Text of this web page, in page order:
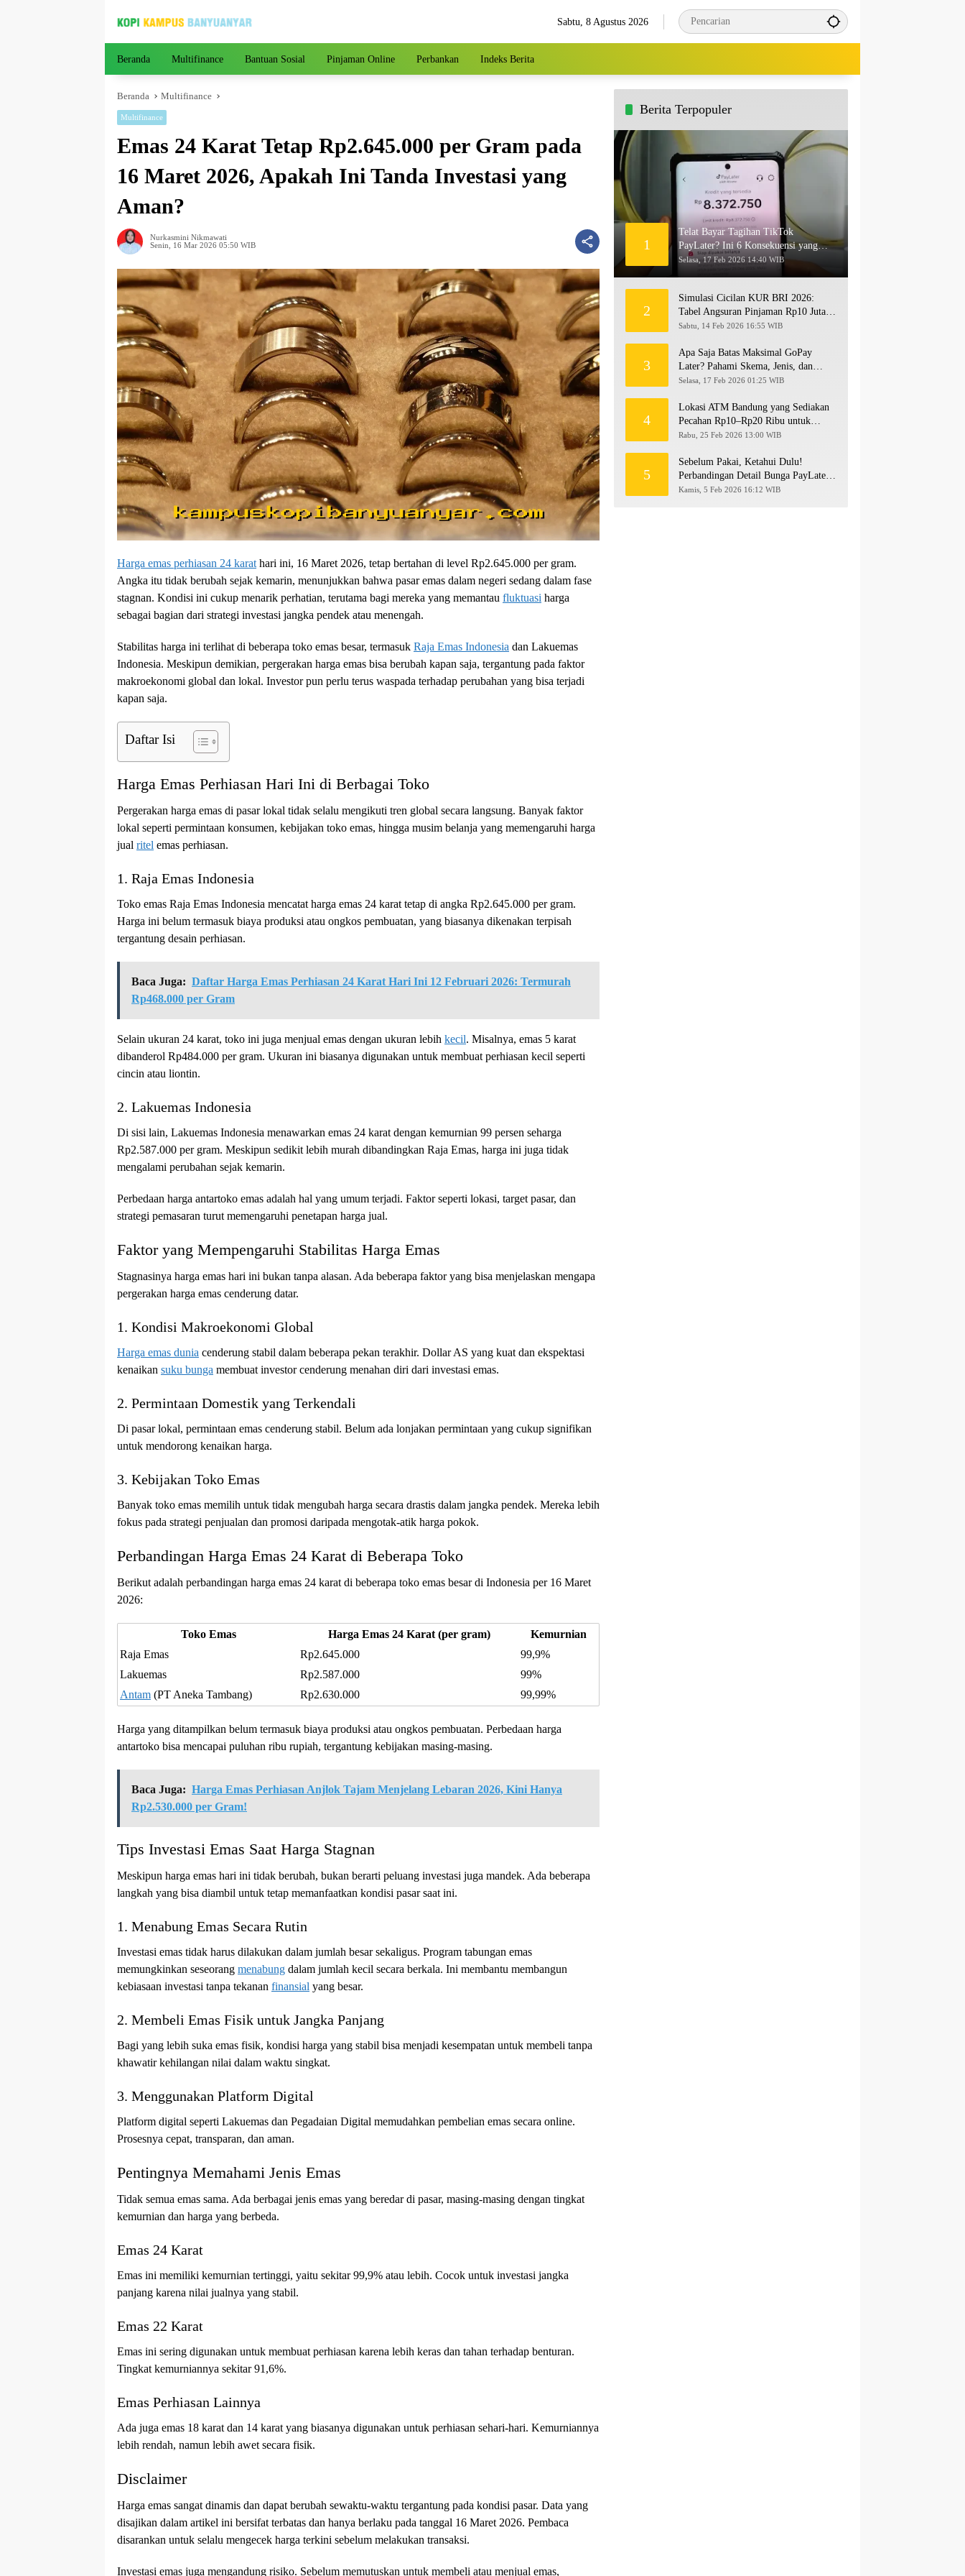
Sabtu, 8 Agustus 2026
Beranda Multifinance Bantuan Sosial Pinjaman Online Perbankan Indeks Berita
Beranda Multifinance
Multifinance
Emas 24 Karat Tetap Rp2.645.000 per Gram pada
16 Maret 2026, Apakah Ini Tanda Investasi yang
Aman?
Nurkasmini Nikmawati
Senin, 16 Mar 2026 05:50 WIB
Harga emas perhiasan 24 karat hari ini, 16 Maret 2026, tetap bertahan di level Rp2.645.000 per gram.
Angka itu tidak berubah sejak kemarin, menunjukkan bahwa pasar emas dalam negeri sedang dalam fase
stagnan. Kondisi ini cukup menarik perhatian, terutama bagi mereka yang memantau fluktuasi harga
sebagai bagian dari strategi investasi jangka pendek atau menengah.
Stabilitas harga ini terlihat di beberapa toko emas besar, termasuk Raja Emas Indonesia dan Lakuemas
Indonesia. Meskipun demikian, pergerakan harga emas bisa berubah kapan saja, tergantung pada faktor
makroekonomi global dan lokal. Investor pun perlu terus waspada terhadap perubahan yang bisa terjadi
kapan saja.
Daftar Isi
Harga Emas Perhiasan Hari Ini di Berbagai Toko
Pergerakan harga emas di pasar lokal tidak selalu mengikuti tren global secara langsung. Banyak faktor
lokal seperti permintaan konsumen, kebijakan toko emas, hingga musim belanja yang memengaruhi harga
jual ritel emas perhiasan.
1. Raja Emas Indonesia
Toko emas Raja Emas Indonesia mencatat harga emas 24 karat tetap di angka Rp2.645.000 per gram.
Harga ini belum termasuk biaya produksi atau ongkos pembuatan, yang biasanya dikenakan terpisah
tergantung desain perhiasan.
Baca Juga: Daftar Harga Emas Perhiasan 24 Karat Hari Ini 12 Februari 2026: Termurah
Rp468.000 per Gram
Selain ukuran 24 karat, toko ini juga menjual emas dengan ukuran lebih kecil. Misalnya, emas 5 karat
dibanderol Rp484.000 per gram. Ukuran ini biasanya digunakan untuk membuat perhiasan kecil seperti
cincin atau liontin.
2. Lakuemas Indonesia
Di sisi lain, Lakuemas Indonesia menawarkan emas 24 karat dengan kemurnian 99 persen seharga
Rp2.587.000 per gram. Meskipun sedikit lebih murah dibandingkan Raja Emas, harga ini juga tidak
mengalami perubahan sejak kemarin.
Perbedaan harga antartoko emas adalah hal yang umum terjadi. Faktor seperti lokasi, target pasar, dan
strategi pemasaran turut memengaruhi penetapan harga jual.
Faktor yang Mempengaruhi Stabilitas Harga Emas
Stagnasinya harga emas hari ini bukan tanpa alasan. Ada beberapa faktor yang bisa menjelaskan mengapa
pergerakan harga emas cenderung datar.
1. Kondisi Makroekonomi Global
Harga emas dunia cenderung stabil dalam beberapa pekan terakhir. Dollar AS yang kuat dan ekspektasi
kenaikan suku bunga membuat investor cenderung menahan diri dari investasi emas.
2. Permintaan Domestik yang Terkendali
Di pasar lokal, permintaan emas cenderung stabil. Belum ada lonjakan permintaan yang cukup signifikan
untuk mendorong kenaikan harga.
3. Kebijakan Toko Emas
Banyak toko emas memilih untuk tidak mengubah harga secara drastis dalam jangka pendek. Mereka lebih
fokus pada strategi penjualan dan promosi daripada mengotak-atik harga pokok.
Perbandingan Harga Emas 24 Karat di Beberapa Toko
Berikut adalah perbandingan harga emas 24 karat di beberapa toko emas besar di Indonesia per 16 Maret
2026:
Toko Emas Harga Emas 24 Karat (per gram)
Kemurnian
Raja Emas
Rp2.645.000
99,9%
Lakuemas
Rp2.587.000
99%
Antam (PT Aneka Tambang) Rp2.630.000 99,99%
Harga yang ditampilkan belum termasuk biaya produksi atau ongkos pembuatan. Perbedaan harga
antartoko bisa mencapai puluhan ribu rupiah, tergantung kebijakan masing-masing.
Baca Juga: Harga Emas Perhiasan Anjlok Tajam Menjelang Lebaran 2026, Kini Hanya
Rp2.530.000 per Gram!
Tips Investasi Emas Saat Harga Stagnan
Meskipun harga emas hari ini tidak berubah, bukan berarti peluang investasi juga mandek. Ada beberapa
langkah yang bisa diambil untuk tetap memanfaatkan kondisi pasar saat ini.
1. Menabung Emas Secara Rutin
Investasi emas tidak harus dilakukan dalam jumlah besar sekaligus. Program tabungan emas
memungkinkan seseorang menabung dalam jumlah kecil secara berkala. Ini membantu membangun
kebiasaan investasi tanpa tekanan finansial yang besar.
2. Membeli Emas Fisik untuk Jangka Panjang
Bagi yang lebih suka emas fisik, kondisi harga yang stabil bisa menjadi kesempatan untuk membeli tanpa
khawatir kehilangan nilai dalam waktu singkat.
3. Menggunakan Platform Digital
Platform digital seperti Lakuemas dan Pegadaian Digital memudahkan pembelian emas secara online.
Prosesnya cepat, transparan, dan aman.
Pentingnya Memahami Jenis Emas
Tidak semua emas sama. Ada berbagai jenis emas yang beredar di pasar, masing-masing dengan tingkat
kemurnian dan harga yang berbeda.
Emas 24 Karat
Emas ini memiliki kemurnian tertinggi, yaitu sekitar 99,9% atau lebih. Cocok untuk investasi jangka
panjang karena nilai jualnya yang stabil.
Emas 22 Karat
Emas ini sering digunakan untuk membuat perhiasan karena lebih keras dan tahan terhadap benturan.
Tingkat kemurniannya sekitar 91,6%.
Emas Perhiasan Lainnya
Ada juga emas 18 karat dan 14 karat yang biasanya digunakan untuk perhiasan sehari-hari. Kemurniannya
lebih rendah, namun lebih awet secara fisik.
Disclaimer
Harga emas sangat dinamis dan dapat berubah sewaktu-waktu tergantung pada kondisi pasar. Data yang
disajikan dalam artikel ini bersifat terbatas dan hanya berlaku pada tanggal 16 Maret 2026. Pembaca
disarankan untuk selalu mengecek harga terkini sebelum melakukan transaksi.
Investasi emas juga mengandung risiko. Sebelum memutuskan untuk membeli atau menjual emas,
Berita Terpopuler
1
Telat Bayar Tagihan TikTok
PayLater? Ini 6 Konsekuensi yang
Akan Terjadi
Selasa, 17 Feb 2026 14:40 WIB
2
Simulasi Cicilan KUR BRI 2026:
Tabel Angsuran Pinjaman Rp10 Juta
hingga Rp500 Juta
Sabtu, 14 Feb 2026 16:55 WIB
3
Apa Saja Batas Maksimal GoPay
Later? Pahami Skema, Jenis, dan
Langkah Upgrade Limit
Selasa, 17 Feb 2026 01:25 WIB
4
Lokasi ATM Bandung yang Sediakan
Pecahan Rp10–Rp20 Ribu untuk
Persiapan THR 2026!
Rabu, 25 Feb 2026 13:00 WIB
5
Sebelum Pakai, Ketahui Dulu!
Perbandingan Detail Bunga PayLater
Kredivo, SPayLater, dan SPinjam
Kamis, 5 Feb 2026 16:12 WIB